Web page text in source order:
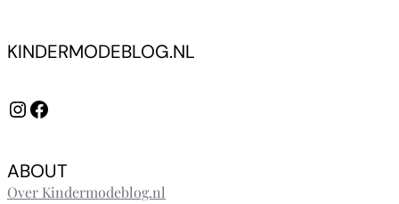
KINDERMODEBLOG.NL
InstagramFacebook
ABOUT
Over Kindermodeblog.nl